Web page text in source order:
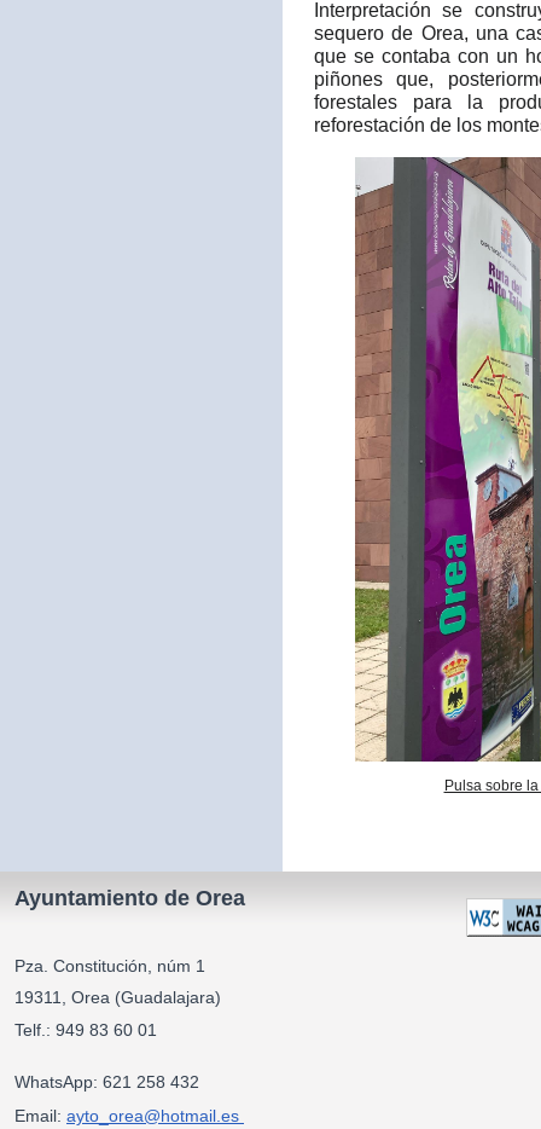
Interpretación se
sequero de Orea, una
que se contaba con un
piñones que,
forestales para la
reforestación de los
Pulsa sobre
Ayuntamiento de Orea
Pza. Constitución, núm 1
19311, Orea (Guadalajara)
Telf.: 949 83 60 01
WhatsApp: 621 258 432
Email: ayto_orea@hotmail.es